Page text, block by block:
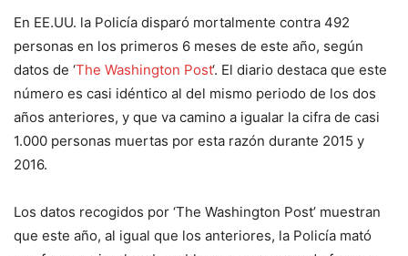
En EE.UU. la Policía disparó mortalmente contra 492
personas en los primeros 6 meses de este año, según
datos de ‘The Washington Post‘. El diario destaca que este
número es casi idéntico al del mismo periodo de los dos
años anteriores, y que va camino a igualar la cifra de casi
1.000 personas muertas por esta razón durante 2015 y
2016.
Los datos recogidos por ‘The Washington Post’ muestran
que este año, al igual que los anteriores, la Policía mató